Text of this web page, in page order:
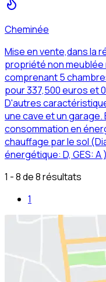
Cheminée
Mise en vente,dans la
propriété non meublée
comprenant 5
pour 337,500 euros et
D'autres
une cave et un garage.
consommation en
chauffage par le sol
énergétique: D, GES: A
1 - 8 de 8 résultats
1